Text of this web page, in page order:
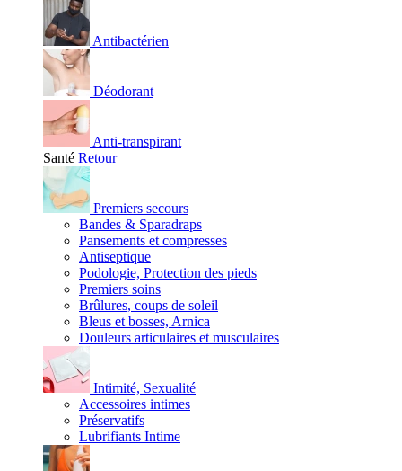
Antibactérien
Déodorant
Anti-transpirant
Santé Retour
Premiers secours
Bandes & Sparadraps
Pansements et compresses
Antiseptique
Podologie, Protection des pieds
Premiers soins
Brûlures, coups de soleil
Bleus et bosses, Arnica
Douleurs articulaires et musculaires
Intimité, Sexualité
Accessoires intimes
Préservatifs
Lubrifiants Intime